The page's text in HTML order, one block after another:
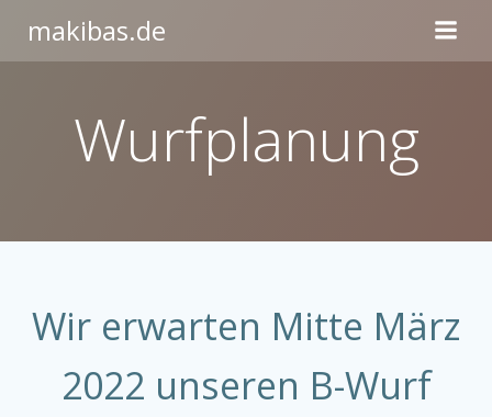
springen
makibas.de
Wurfplanung
Wir erwarten Mitte März
2022 unseren B-Wurf